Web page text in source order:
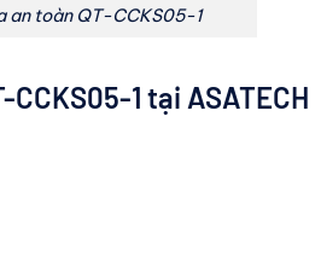
an toàn QT-CCKS05-1
CCKS05-1 tại ASATECH